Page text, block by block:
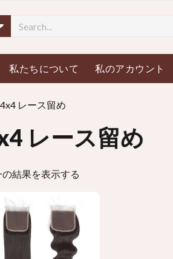
ューを開く
私たちについて 私のアカウント
レース留め
レース留め
の結果を表示する